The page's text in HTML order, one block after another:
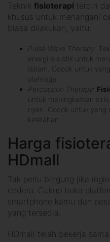
Teknik fisioterapi terdiri
khusus untuk menangani
biasa dilakukan, yaitu:
Pulse Wave Therapy:
energi akustik untuk
dalam. Cocok untuk
olahraga.
Percussion Therapy
untuk meningkatkan
nyeri. Cocok untuk yang
kelelahan.
Harga
HDmall
Tak perlu bingung jika
cedera. Cukup buka
smartphone kamu dan
yang tersedia.
HDmall telah bekerja